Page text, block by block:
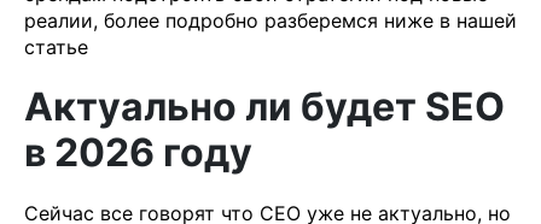
реалии, более подробно разберемся ниже в нашей
статье
Актуально ли будет SEO
в 2026 году
Сейчас все говорят что СЕО уже не актуально, но